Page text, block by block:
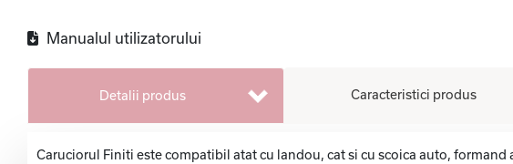
Manualul utilizatorului
Detalii produs Caracteristici produs
Caruciorul Finiti este compatibil atat cu landou, cat si cu scoica auto,